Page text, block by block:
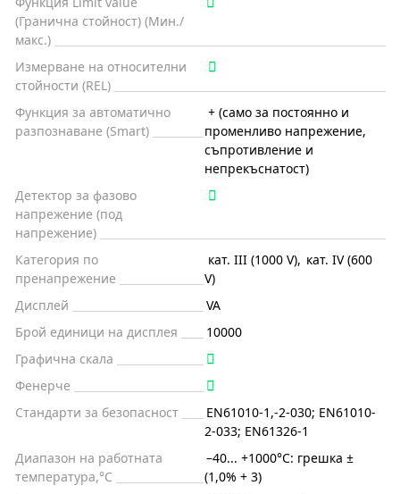
(Гранична стойност) (Мин./
макс.)
Измерване на относителни
стойности (REL)
Функция за автоматично
разпознаване (Smart)
+ (само за постоянно и
променливо напрежение,
съпротивление и
непрекъснатост)
Детектор за фазово
напрежение (под
напрежение)
Категория по
пренапрежение
кат. III (1000 V), кат. IV (600
V)
Дисплей
VA
Брой единици на дисплея
10000
Графична скала
Фенерче
Стандарти за безопасност
EN61010-1,-2-030; EN61010-
2-033; EN61326-1
Диапазон на работната
температура,°C
–40... +1000°C: грешка ±
(1,0% + 3)